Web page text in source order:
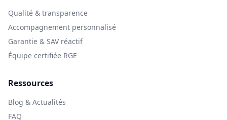
Qualité & transparence
Accompagnement personnalisé
Garantie & SAV réactif
Équipe certifiée RGE
Ressources
Blog & Actualités
FAQ